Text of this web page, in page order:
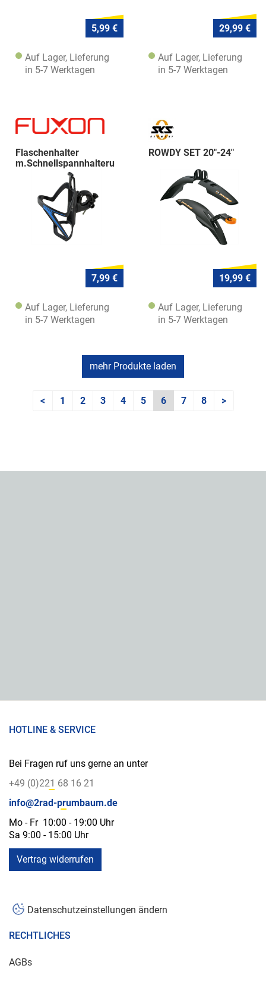
5,99 €
Auf Lager, Lieferung
in 5-7 Werktagen
29,99 €
Auf Lager, Lieferung
in 5-7 Werktagen
Flaschenhalter
m.Schnellspannhalteru
7,99 €
Auf Lager, Lieferung
in 5-7 Werktagen
ROWDY SET 20"-24"
19,99 €
Auf Lager, Lieferung
in 5-7 Werktagen
mehr Produkte laden
< 1 2 3 4 5 6 7 8 >
HOTLINE & SERVICE
Bei Fragen ruf uns gerne an unter
+49 (0)221 68 16 21
info@2rad-prumbaum.de
Mo - Fr 10:00 - 19:00 Uhr
Sa 9:00 - 15:00 Uhr
Vertrag widerrufen
Datenschutzeinstellungen ändern
RECHTLICHES
AGBs